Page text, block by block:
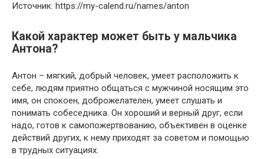
Источник: https://my-calend.ru/names/anton
Какой характер может быть у мальчика
Антона?
Антон – мягкий, добрый человек, умеет расположить к
себе, людям приятно общаться с мужчиной носящим это
имя, он спокоен, доброжелателен, умеет слушать и
понимать собеседника. Он хороший и верный друг, если
надо, готов к самопожертвованию, объективен в оценке
действий других, к нему приходят за советом и помощью
в трудных ситуациях.